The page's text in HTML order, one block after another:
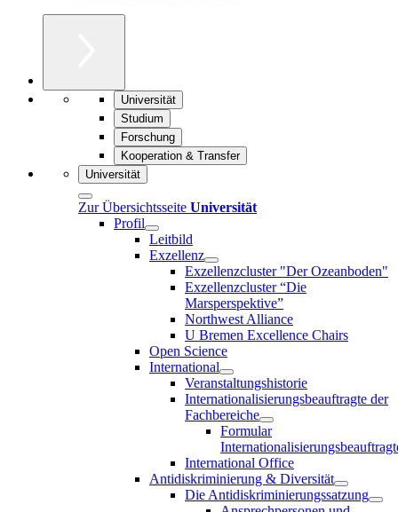
Universität
Studium
Forschung
Kooperation & Transfer
Universität
Zur Übersichtsseite Universität
Profil
Leitbild
Exzellenz
Exzellenzcluster "Der Ozeanboden"
Exzellenzcluster “Die
Marsperspektive”
Northwest Alliance
U Bremen Excellence Chairs
Open Science
International
Veranstaltungshistorie
Internationalisierungsbeauftragte der
Fachbereiche
Formular
International Office
Antidiskriminierung & Diversität
Die Antidiskriminierungssatzung